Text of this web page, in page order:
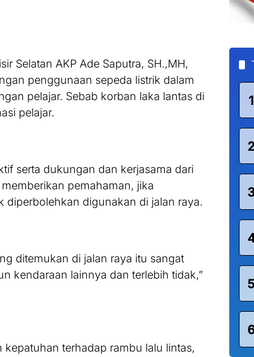
Selatan AKP Ade Saputra, SH.,MH,
penggunaan sepeda listrik dalam
pelajar. Sebab korban laka lantas di
pelajar.
serta dukungan dan kerjasama dari
pemahaman, jika
diperbolehkan digunakan di jalan raya.
ditemukan di jalan raya itu sangat
kendaraan lainnya dan terlebih tidak,”
terhadap rambu lalu lintas,
1
2
5